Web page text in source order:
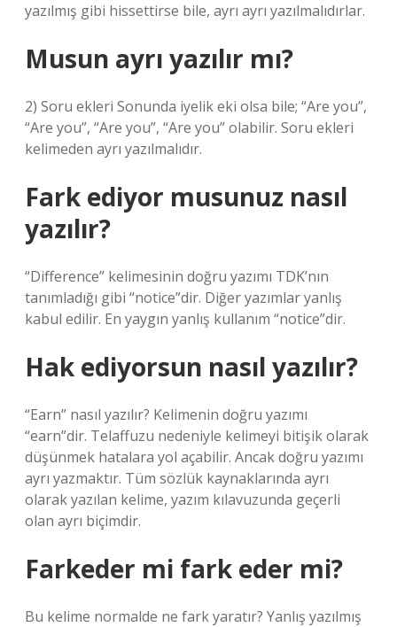
yazılmış gibi hissettirse bile, ayrı ayrı yazılmalıdırlar.
Musun ayrı yazılır mı?
2) Soru ekleri Sonunda iyelik eki olsa bile; “Are you”,
“Are you”, “Are you”, “Are you” olabilir. Soru ekleri
kelimeden ayrı yazılmalıdır.
Fark ediyor musunuz nasıl
yazılır?
“Difference” kelimesinin doğru yazımı TDK’nın
tanımladığı gibi “notice”dir. Diğer yazımlar yanlış
kabul edilir. En yaygın yanlış kullanım “notice”dir.
Hak ediyorsun nasıl yazılır?
“Earn” nasıl yazılır? Kelimenin doğru yazımı
“earn”dir. Telaffuzu nedeniyle kelimeyi bitişik olarak
düşünmek hatalara yol açabilir. Ancak doğru yazımı
ayrı yazmaktır. Tüm sözlük kaynaklarında ayrı
olarak yazılan kelime, yazım kılavuzunda geçerli
olan ayrı biçimdir.
Farkeder mi fark eder mi?
Bu kelime normalde ne fark yaratır? Yanlış yazılmış